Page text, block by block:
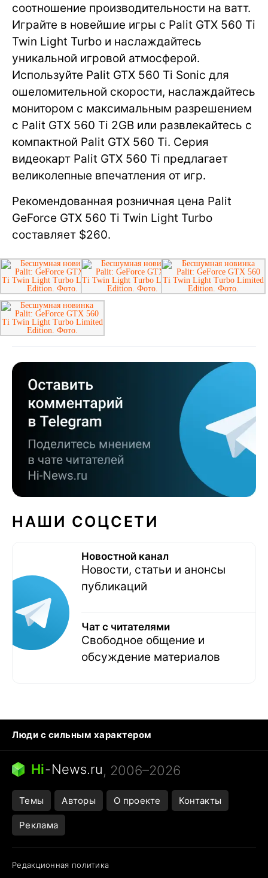
соотношение производительности на ватт.
Играйте в новейшие игры с Palit GTX 560 Ti
Twin Light Turbo и наслаждайтесь
уникальной игровой атмосферой.
Используйте Palit GTX 560 Ti Sonic для
ошеломительной скорости, наслаждайтесь
монитором с максимальным разрешением
с Palit GTX 560 Ti 2GB или развлекайтесь с
компактной Palit GTX 560 Ti. Серия
видеокарт Palit GTX 560 Ti предлагает
великолепные впечатления от игр.
Рекомендованная розничная цена Palit
GeForce GTX 560 Ti Twin Light Turbo
составляет $260.
НАШИ СОЦСЕТИ
Новостной канал
Новости, статьи и анонсы
публикаций
Чат с читателями
Свободное общение и
обсуждение материалов
Люди с сильным характером
Кошка писает на кровать
Тунцы в океанариуме
Ядовитые пауки России
Города в ядерной войне
Открытие в Google Maps
Hi-News.ru, 2006–2026
Темы Авторы О проекте Контакты
Реклама
Редакционная политика